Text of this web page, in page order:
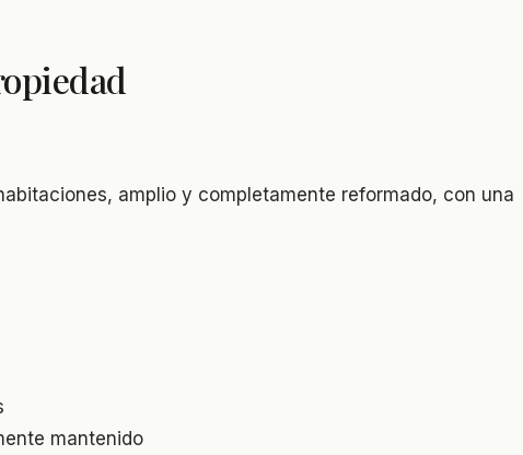
amplio y completamente reformado, con una
mantenido